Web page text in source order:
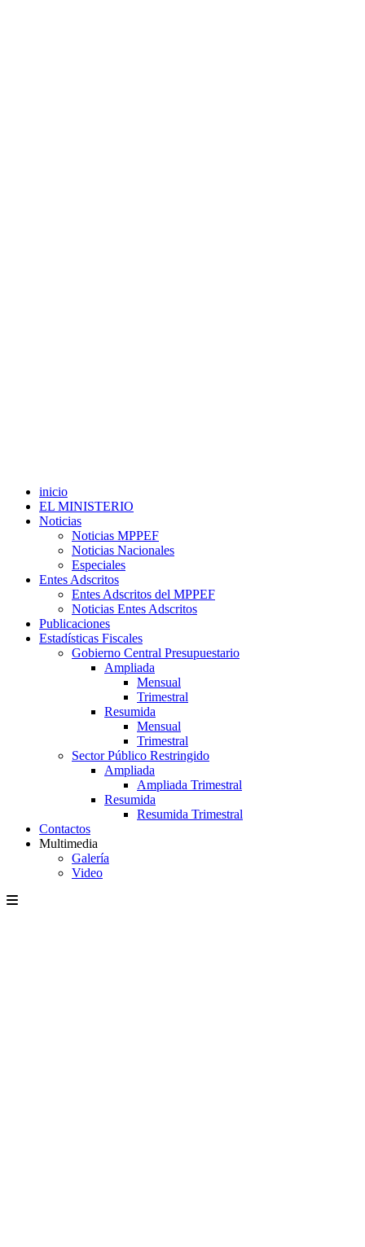
inicio
EL MINISTERIO
Noticias
Noticias MPPEF
Noticias Nacionales
Especiales
Entes Adscritos
Entes Adscritos del MPPEF
Noticias Entes Adscritos
Publicaciones
Estadísticas Fiscales
Gobierno Central Presupuestario
Ampliada
Mensual
Trimestral
Resumida
Mensual
Trimestral
Sector Público Restringido
Ampliada
Ampliada Trimestral
Resumida
Resumida Trimestral
Contactos
Multimedia
Galería
Video